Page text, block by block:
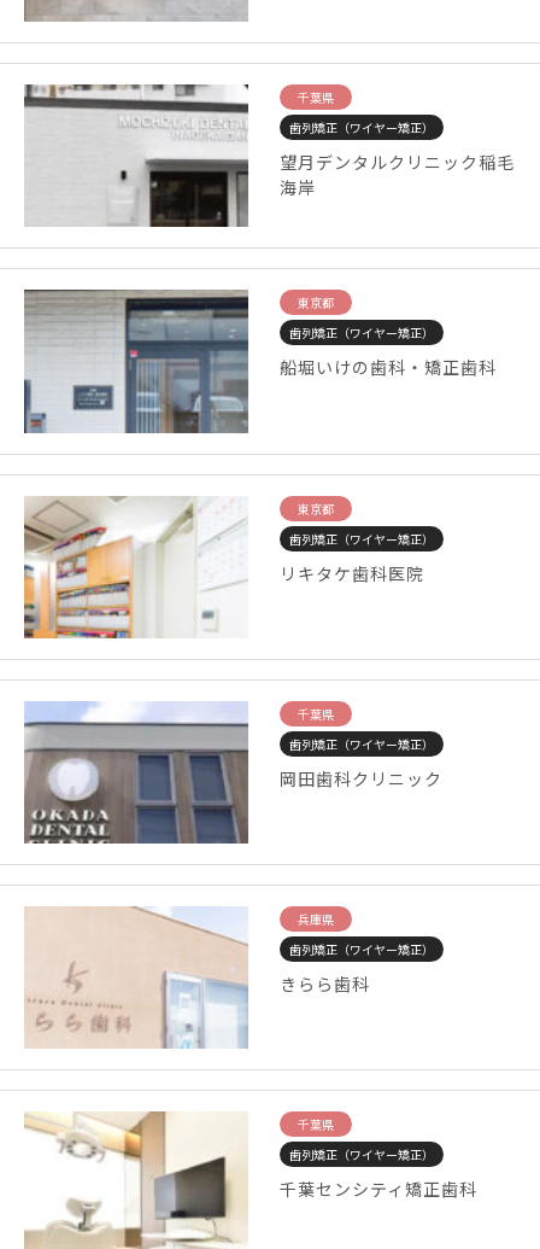
千葉県
歯列矯正（ワイヤー矯正）
望月デンタルクリニック稲毛
海岸
東京都
歯列矯正（ワイヤー矯正）
船堀いけの歯科・矯正歯科
東京都
歯列矯正（ワイヤー矯正）
リキタケ歯科医院
千葉県
歯列矯正（ワイヤー矯正）
岡田歯科クリニック
兵庫県
歯列矯正（ワイヤー矯正）
きらら歯科
千葉県
歯列矯正（ワイヤー矯正）
千葉センシティ矯正歯科